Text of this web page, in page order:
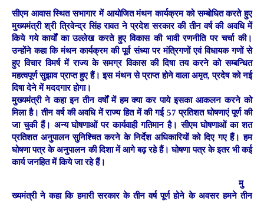
सीएम आवास स्थित सभागार में आयोजित मंथन कार्यक्रम को सम्बोधित करते हुए
मुख्यमंत्री श्री त्रिवेन्द्र सिंह रावत ने प्रदेश सरकार की तीन वर्ष की अवधि में
किये गये कार्यों का उल्लेख करते हुए विकास की भावी रणनीति पर चर्चा की।
उन्होंने कहा कि मंथन कार्यक्रम की पूर्व संध्या पर मंत्रिगणों एवं विधायक गणों से
हुए विचार विमर्ष में राज्य के समग्र विकास की दिषा तय करने को सम्बन्धित
महत्वपूर्ण सुझाव प्राप्त हुए हैं। इस मंथन से प्राप्त होने वाला अमृत, प्रदेष को नई
दिषा देने में मददगार होगा।
मुख्यमंत्री ने कहा इन तीन वर्षों में हम क्या कर पाये इसका आकलन करने को
मिला है। तीन वर्ष की अवधि में राज्य हित में की गई 57 प्रतिशत घोषणाएं पूर्ण की
जा चुकी हैं। अन्य घोषणाओं पर कार्यवाही गतिमान है। सीएम घोषणाओं का शत
प्रतिशत अनुपालन सुनिश्चित करने के निर्देश अधिकारियों को दिए गए हैं। हम
घोषणा पत्र के अनुपालन की दिशा में आगे बढ़ रहे हैं। घोषणा पत्र के इतर भी कई
कार्य जनहित में किये जा रहे हैं।
मु
ख्यमंत्री ने कहा कि हमारी सरकार के तीन वर्ष पूर्ण होने के अवसर हमने तीन